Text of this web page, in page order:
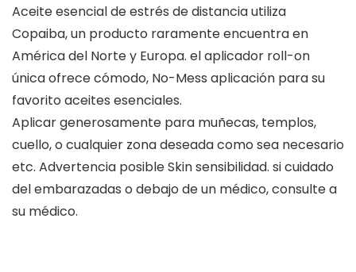
Aceite esencial de estrés de distancia utiliza
Copaiba, un producto raramente encuentra en
América del Norte y Europa. el aplicador roll-on
única ofrece cómodo, No-Mess aplicación para su
favorito aceites esenciales.
Aplicar generosamente para muñecas, templos,
cuello, o cualquier zona deseada como sea necesario
etc. Advertencia posible Skin sensibilidad. si cuidado
del embarazadas o debajo de un médico, consulte a
su médico.